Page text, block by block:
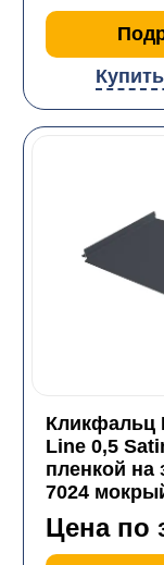
Кликфальц
Line 0,5
пленкой на
7024
Цена по